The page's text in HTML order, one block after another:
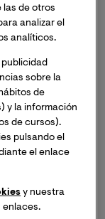
y
causa clara y
tipo de
expertos
de
de la
tecnologías
de otros
analizar el
analíticos.
publicidad
sobre la
de
y la información
de cursos).
pulsando el
el enlace
y nuestra
enlaces.